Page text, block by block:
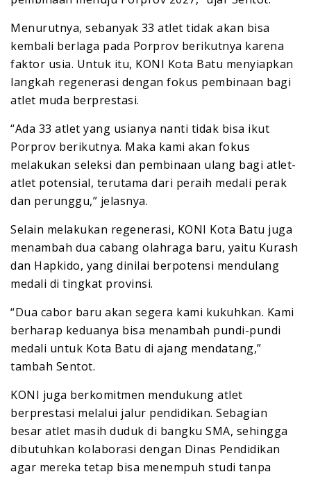
Menurutnya, sebanyak 33 atlet tidak akan bisa
kembali berlaga pada Porprov berikutnya karena
faktor usia. Untuk itu, KONI Kota Batu menyiapkan
langkah regenerasi dengan fokus pembinaan bagi
atlet muda berprestasi.
“Ada 33 atlet yang usianya nanti tidak bisa ikut
Porprov berikutnya. Maka kami akan fokus
melakukan seleksi dan pembinaan ulang bagi atlet-
atlet potensial, terutama dari peraih medali perak
dan perunggu,” jelasnya.
Selain melakukan regenerasi, KONI Kota Batu juga
menambah dua cabang olahraga baru, yaitu Kurash
dan Hapkido, yang dinilai berpotensi mendulang
medali di tingkat provinsi.
“Dua cabor baru akan segera kami kukuhkan. Kami
berharap keduanya bisa menambah pundi-pundi
medali untuk Kota Batu di ajang mendatang,”
tambah Sentot.
KONI juga berkomitmen mendukung atlet
berprestasi melalui jalur pendidikan. Sebagian
besar atlet masih duduk di bangku SMA, sehingga
dibutuhkan kolaborasi dengan Dinas Pendidikan
agar mereka tetap bisa menempuh studi tanpa